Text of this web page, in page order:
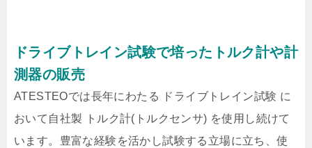
ドライブトレイン試験で培ったトルク計や計
測器の販売
ATESTEOでは長年にわたる ドライブトレイン試験 に
おいて自社製 トルク計(トルクセンサ) を使用し続けて
います。豊富な経験を活かし試験する立場に立ち、使